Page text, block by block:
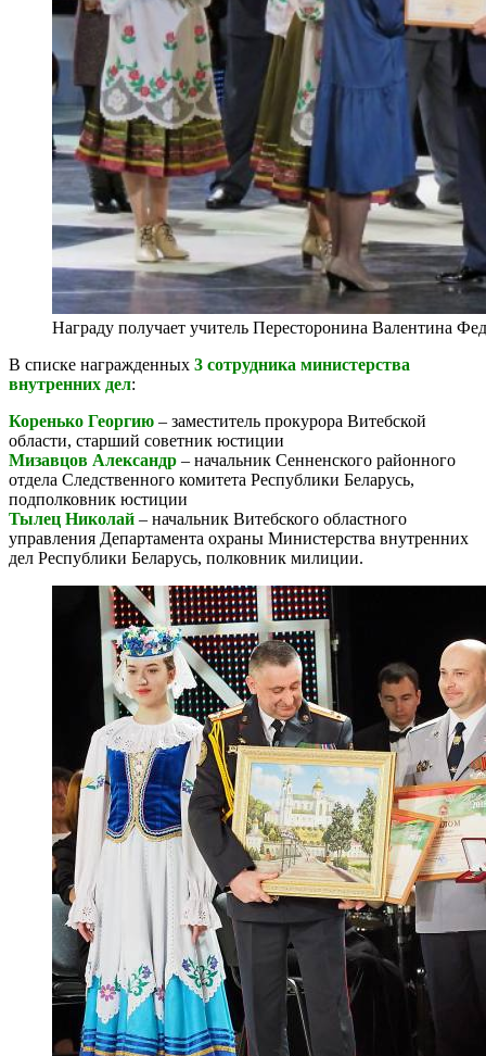
Награду получает учитель Пересторонина Валентина
В списке награжденных 3 сотрудника министерства
внутренних дел:
Коренько Георгию – заместитель прокурора Витебской
области, старший советник юстиции
Мизавцов Александр – начальник Сенненского районного
отдела Следственного комитета Республики Беларусь,
подполковник юстиции
Тылец Николай – начальник Витебского областного
управления Департамента охраны Министерства внутренних
дел Республики Беларусь, полковник милиции.